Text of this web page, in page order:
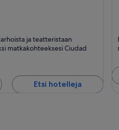
ja teatteristaan
matkakohteeksesi Ciudad
Etsi hotelleja